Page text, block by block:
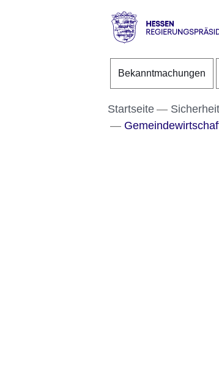
Direkt zum
Direkt zum
Direkt zum
RP
Bekanntmachungen
Startseite